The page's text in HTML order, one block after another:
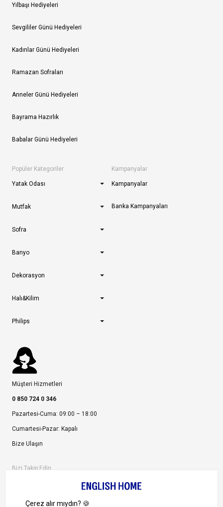
Yılbaşı Hediyeleri
Sevgililer Günü Hediyeleri
Kadınlar Günü Hediyeleri
Ramazan Sofraları
Anneler Günü Hediyeleri
Bayrama Hazırlık
Babalar Günü Hediyeleri
Popüler Kategoriler
Yatak Odası
Mutfak
Sofra
Banyo
Dekorasyon
Halı&Kilim
Philips
Kampanyalar
Kampanyalar
Banka Kampanyaları
Müşteri Hizmetleri
0 850 724 0 346
Pazartesi-Cuma: 09:00 – 18:00
Cumartesi-Pazar: Kapalı
Bize Ulaşın
Bizi Takip Edin